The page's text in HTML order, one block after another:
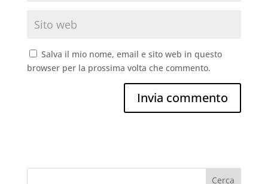
Salva il mio nome, email e sito web in questo
browser per la prossima volta che commento.